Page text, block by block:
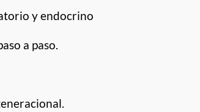
y endocrino
a paso.